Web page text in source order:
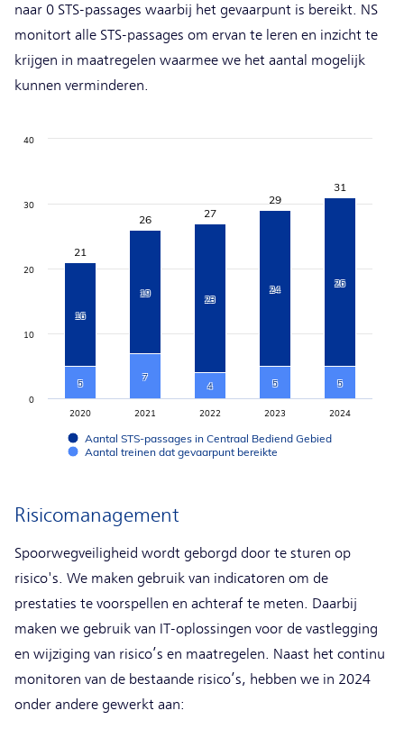
naar 0 STS-passages waarbij het gevaarpunt is bereikt. NS
monitort alle STS-passages om ervan te leren en inzicht te
krijgen in maatregelen waarmee we het aantal mogelijk
kunnen verminderen.
Chart
The chart has 1 X axis displaying categories.
The chart has 1 Y axis displaying values. Data ranges from 4
21
26 27
29
31
16
19
23
24
26
5
7
4
5 5
Aantal STS-passages in Centraal Bediend Gebied
Aantal treinen dat gevaarpunt bereikte
2020 2021 2022 2023 2024
0
10
20
30
40
Risicomanagement
Spoorwegveiligheid wordt geborgd door te sturen op
risico's. We maken gebruik van indicatoren om de
prestaties te voorspellen en achteraf te meten. Daarbij
maken we gebruik van IT-oplossingen voor de vastlegging
en wijziging van risico’s en maatregelen. Naast het continu
monitoren van de bestaande risico’s, hebben we in 2024
onder andere gewerkt aan: